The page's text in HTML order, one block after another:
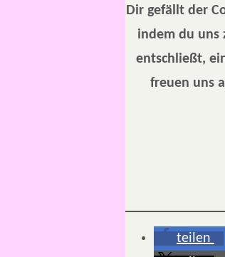
Dir gefällt der
indem du uns
entschließt,
freuen uns
teilen